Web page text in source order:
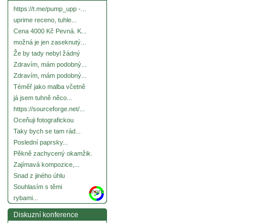
https://t.me/pump_upp -...
uprime receno, tuhle...
Cena 4000 Kč Pevná. K...
možná je jen zaseknutý...
Že by tady nebyl žádný
Zdravím, mám podobný...
Zdravím, mám podobný...
Téměř jako malba včetně
já jsem tuhně něco...
https://sourceforge.net/...
Oceňuji fotografickou
Taky bych se tam rád...
Poslední paprsky...
Pěkně zachycený okamžik.
Zajímavá kompozice,...
Snad z jiného úhlu
Souhlasím s těmi
rybami...
more
Diskuzní konference